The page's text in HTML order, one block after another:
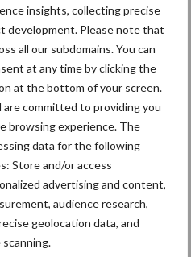
insights, collecting precise
development. Please note that
all our subdomains. You can
at any time by clicking the
at the bottom of your screen.
committed to providing you
browsing experience. The
data for the following
Store and/or access
advertising and content,
audience research,
geolocation data, and
bulldozers uit
HM460-6 knikdumper legt
gedragen
van AVR